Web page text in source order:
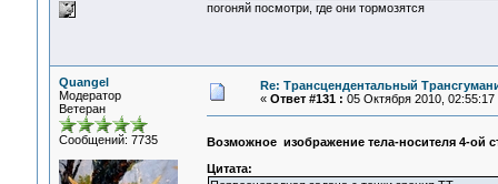
погоняй посмотри, где они тормозятся
Quangel
Модератор
Ветеран
Сообщений: 7735
Re: Трансцендентальный
« Ответ #131 : 05 Октября 2010, 02:55:17
Возможное изображение тела-носителя 4-ой
Цитата: